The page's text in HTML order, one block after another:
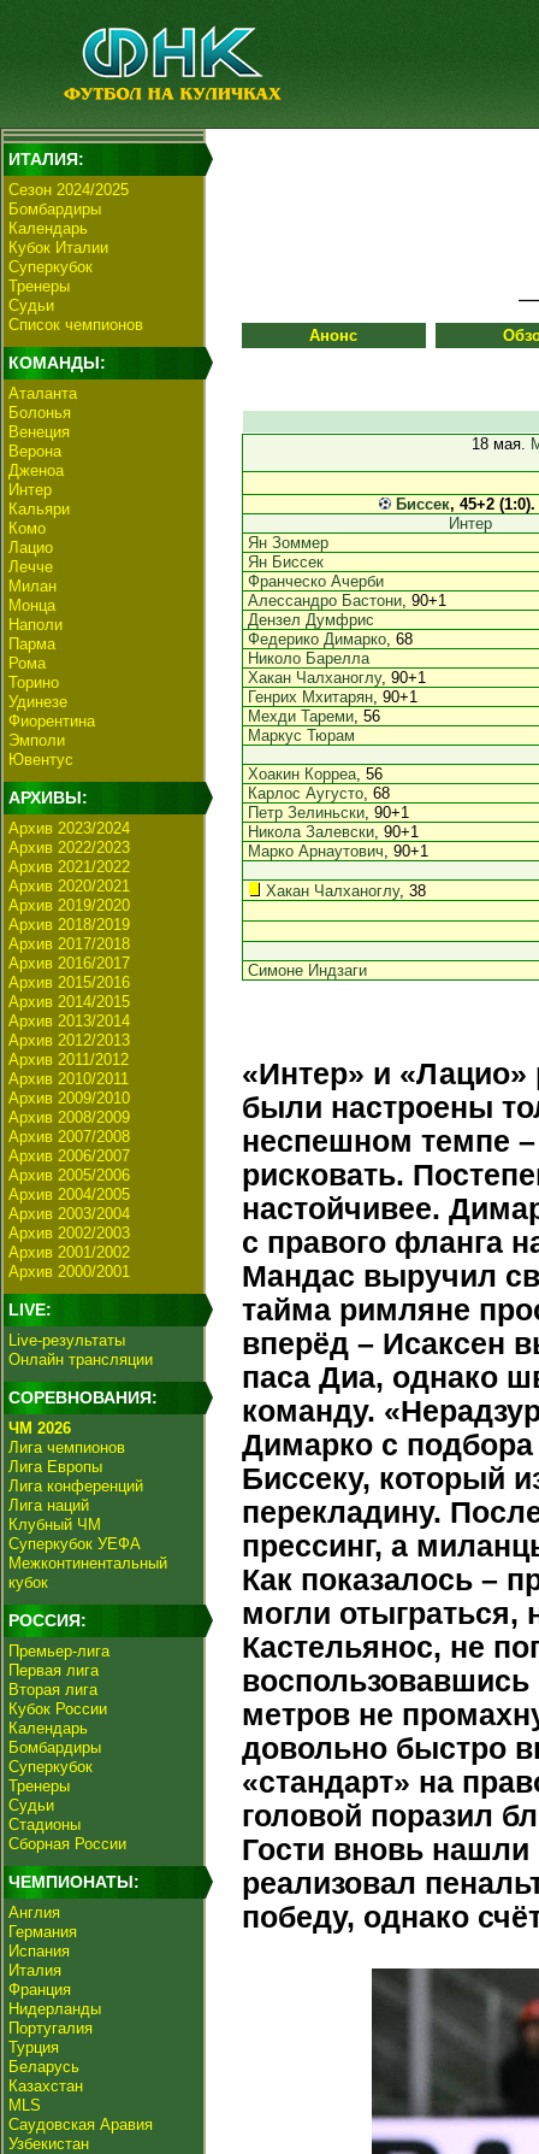
ИТАЛИЯ:
Сезон 2024/2025
Бомбардиры
Календарь
Кубок Италии
Суперкубок
Тренеры
Судьи
Список чемпионов
КОМАНДЫ:
Аталанта
Болонья
Венеция
Верона
Дженоа
Интер
Кальяри
Комо
Лацио
Лечче
Милан
Монца
Наполи
Парма
Рома
Торино
Удинезе
Фиорентина
Эмполи
Ювентус
АРХИВЫ:
Архив 2023/2024
Архив 2022/2023
Архив 2021/2022
Архив 2020/2021
Архив 2019/2020
Архив 2018/2019
Архив 2017/2018
Архив 2016/2017
Архив 2015/2016
Архив 2014/2015
Архив 2013/2014
Архив 2012/2013
Архив 2011/2012
Архив 2010/2011
Архив 2009/2010
Архив 2008/2009
Архив 2007/2008
Архив 2006/2007
Архив 2005/2006
Архив 2004/2005
Архив 2003/2004
Архив 2002/2003
Архив 2001/2002
Архив 2000/2001
LIVE:
Live-результаты
Онлайн трансляции
СОРЕВНОВАНИЯ:
ЧМ 2026
Лига чемпионов
Лига Европы
Лига конференций
Лига наций
Клубный ЧМ
Суперкубок УЕФА
Межконтинентальный
кубок
РОССИЯ:
Премьер-лига
Первая лига
Вторая лига
Кубок России
Календарь
Бомбардиры
Суперкубок
Тренеры
Судьи
Стадионы
Сборная России
ЧЕМПИОНАТЫ:
Англия
Германия
Испания
Италия
Франция
Нидерланды
Португалия
Турция
Беларусь
Казахстан
MLS
Саудовская Аравия
Узбекистан
Анонс
18 мая.
Биссек, 45+2 (1:0).
Интер
Ян Зоммер
Ян Биссек
Франческо Ачерби
Алессандро Бастони, 90+1
Дензел Думфрис
Федерико Димарко, 68
Николо Барелла
Хакан Чалханоглу, 90+1
Генрих Мхитарян, 90+1
Мехди Тареми, 56
Маркус Тюрам
Хоакин Корреа, 56
Карлос Аугусто, 68
Петр Зелиньски, 90+1
Никола Залевски, 90+1
Марко Арнаутович, 90+1
Хакан Чалханоглу, 38
Симоне Индзаги
«Интер» и
были настроены
неспешном темпе
рисковать.
настойчивее.
с правого фланга
Мандас выручил
тайма римляне
вперёд – Исаксен
паса Диа, однако
команду.
Димарко с
Биссеку, который
перекладину.
прессинг, а
Как показалось –
могли отыграться,
Кастельянос, не
метров не
довольно быстро
«стандарт» на
головой поразил
Гости вновь
реализовал
победу, однако